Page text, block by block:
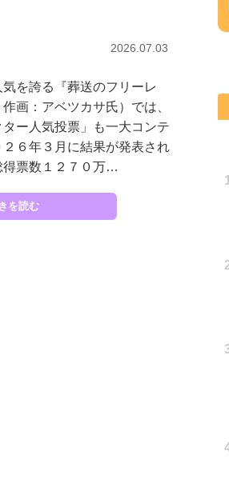
2026.07.03
を誇る『葬送のフリーレ
画：アベツカサ氏）では、
ー人気投票」も一大コンテ
６年３月に結果が発表され
得票数１２７０万…
を読む